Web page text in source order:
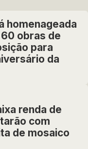
homenageada
obras de
para
da
renda de
com
de mosaico